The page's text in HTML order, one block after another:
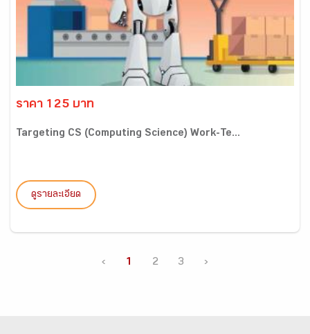
ราคา 125 บาท
Targeting CS (Computing Science) Work-Te...
ดูรายละเอียด
‹ 1 2 3 ›